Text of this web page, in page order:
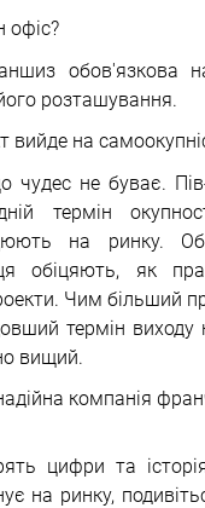
офіс?
обов'язкова
розташування.
вийде на
чудес не буває. Пів-
термін
на ринку.
обіцяють, як
Чим більший
термін виходу
вищий.
компанія
цифри та
на ринку,